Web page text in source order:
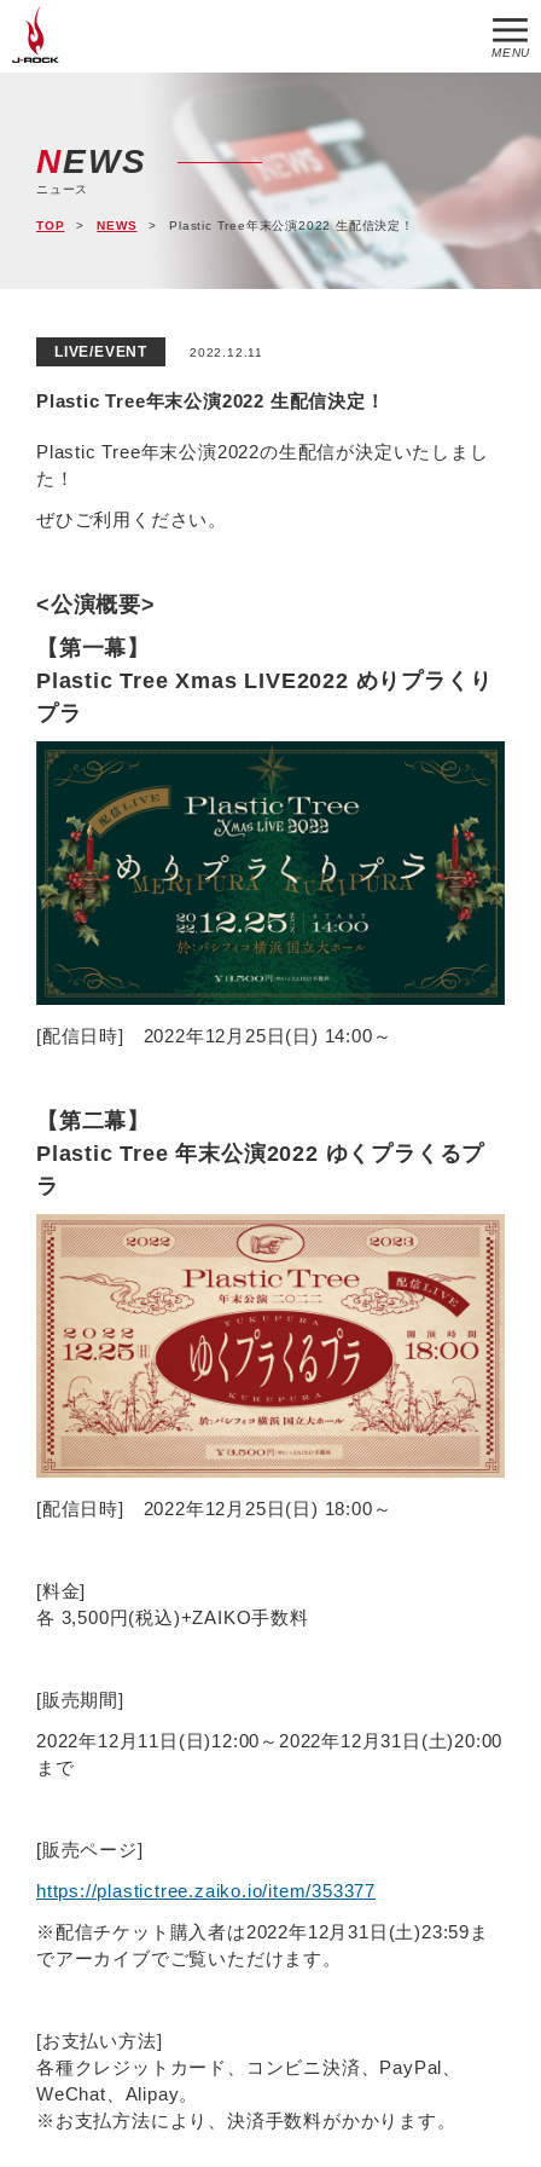
MENU
NEWS
ニュース
TOP NEWS Plastic Tree年末公演2022 生配信決定！
LIVE/EVENT 2022.12.11
Plastic Tree年末公演2022 生配信決定！
Plastic Tree年末公演2022の生配信が決定いたしまし
た！
ぜひご利用ください。
<公演概要>
【第一幕】
Plastic Tree Xmas LIVE2022 めりプラくり
プラ
[配信日時] 2022年12月25日(日) 14:00～
【第二幕】
Plastic Tree 年末公演2022 ゆくプラくるプ
ラ
[配信日時] 2022年12月25日(日) 18:00～
[料金]
各 3,500円(税込)+ZAIKO手数料
[販売期間]
2022年12月11日(日)12:00～2022年12月31日(土)20:00
まで
[販売ページ]
https://plastictree.zaiko.io/item/353377
※配信チケット購入者は2022年12月31日(土)23:59ま
でアーカイブでご覧いただけます。
[お支払い方法]
各種クレジットカード、コンビニ決済、PayPal、
WeChat、Alipay。
※お支払方法により、決済手数料がかかります。